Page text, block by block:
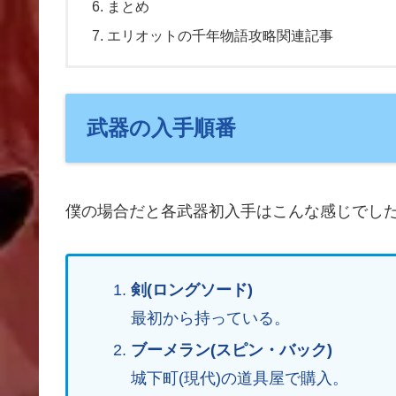
まとめ
エリオットの千年物語攻略関連記事
武器の入手順番
僕の場合だと各武器初入手はこんな感じでし
剣(ロングソード)
最初から持っている。
ブーメラン(スピン・バック)
城下町(現代)の道具屋で購入。